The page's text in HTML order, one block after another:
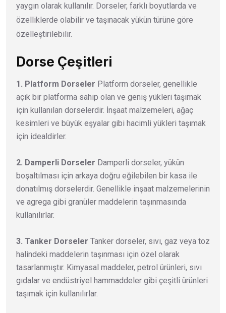
yaygın olarak kullanılır. Dorseler, farklı boyutlarda ve
özelliklerde olabilir ve taşınacak yükün türüne göre
özelleştirilebilir.
Dorse Çeşitleri
1. Platform Dorseler Platform dorseler, genellikle
açık bir platforma sahip olan ve geniş yükleri taşımak
için kullanılan dorselerdir. İnşaat malzemeleri, ağaç
kesimleri ve büyük eşyalar gibi hacimli yükleri taşımak
için idealdirler.
2. Damperli Dorseler Damperli dorseler, yükün
boşaltılması için arkaya doğru eğilebilen bir kasa ile
donatılmış dorselerdir. Genellikle inşaat malzemelerinin
ve agrega gibi granüler maddelerin taşınmasında
kullanılırlar.
3. Tanker Dorseler Tanker dorseler, sıvı, gaz veya toz
halindeki maddelerin taşınması için özel olarak
tasarlanmıştır. Kimyasal maddeler, petrol ürünleri, sıvı
gıdalar ve endüstriyel hammaddeler gibi çeşitli ürünleri
taşımak için kullanılırlar.